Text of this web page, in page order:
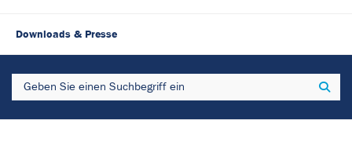
Downloads & Presse
Search